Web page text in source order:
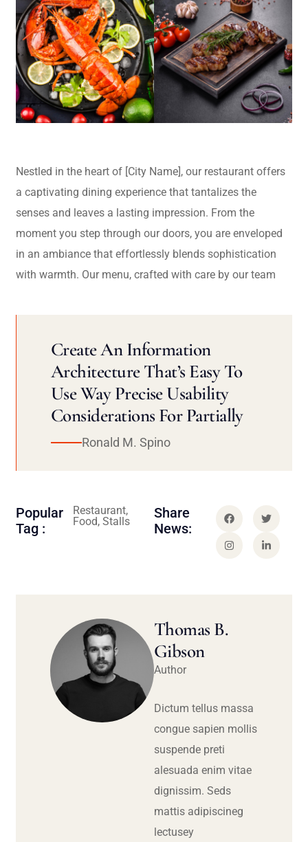
Nestled in the heart of [City Name], our restaurant offers
a captivating dining experience that tantalizes the
senses and leaves a lasting impression. From the
moment you step through our doors, you are enveloped
in an ambiance that effortlessly blends sophistication
with warmth. Our menu, crafted with care by our team
Create An Information
Architecture That’s Easy To
Use Way Precise Usability
Considerations For Partially
Ronald M. Spino
Popular
Tag :
Restaurant,
Food, Stalls
Share
News:
Thomas B.
Gibson
Author
Dictum tellus massa
congue sapien mollis
suspende preti
alesuada enim vitae
dignissim. Seds
mattis adipiscineg
lectusey